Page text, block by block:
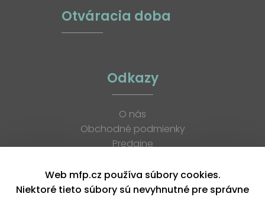
Otváracia doba
Odkazy
O nás
Obchodné podmienky
Predajne
K stiahnutiu
Blog
Web mfp.cz používa súbory cookies.
Niektoré tieto súbory sú nevyhnutné pre správne